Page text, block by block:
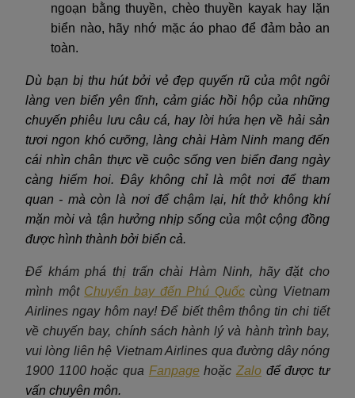
ngoạn bằng thuyền, chèo thuyền kayak hay lặn
biển nào, hãy nhớ mặc áo phao để đảm bảo an
toàn.
Dù bạn bị thu hút bởi vẻ đẹp quyến rũ của một ngôi
làng ven biển yên tĩnh, cảm giác hồi hộp của những
chuyến phiêu lưu câu cá, hay lời hứa hẹn về hải sản
tươi ngon khó cưỡng, làng chài Hàm Ninh mang đến
cái nhìn chân thực về cuộc sống ven biển đang ngày
càng hiếm hoi. Đây không chỉ là một nơi để tham
quan - mà còn là nơi để chậm lại, hít thở không khí
mặn mòi và tận hưởng nhịp sống của một cộng đồng
được hình thành bởi biển cả.
Để khám phá thị trấn chài Hàm Ninh, hãy đặt cho
mình một Chuyến bay đến Phú Quốccùng Vietnam
Airlines ngay hôm nay! Để biết thêm thông tin chi tiết
về chuyến bay, chính sách hành lý và hành trình bay,
vui lòng liên hệ Vietnam Airlines qua đường dây nóng
1900 1100 hoặc qua FanpagehoặcZalo để được tư
vấn chuyên môn.